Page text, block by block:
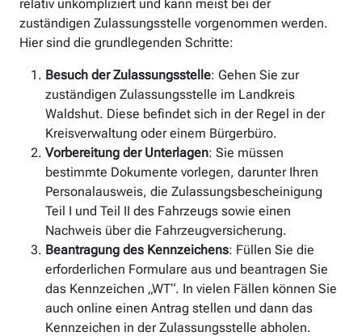
relativ unkompliziert und kann meist bei der
zuständigen Zulassungsstelle vorgenommen werden.
Hier sind die grundlegenden Schritte:
Besuch der Zulassungsstelle: Gehen Sie zur
zuständigen Zulassungsstelle im Landkreis
Waldshut. Diese befindet sich in der Regel in der
Kreisverwaltung oder einem Bürgerbüro.
Vorbereitung der Unterlagen: Sie müssen
bestimmte Dokumente vorlegen, darunter Ihren
Personalausweis, die Zulassungsbescheinigung
Teil I und Teil II des Fahrzeugs sowie einen
Nachweis über die Fahrzeugversicherung.
Beantragung des Kennzeichens: Füllen Sie die
erforderlichen Formulare aus und beantragen Sie
das Kennzeichen „WT“. In vielen Fällen können Sie
auch online einen Antrag stellen und dann das
Kennzeichen in der Zulassungsstelle abholen.